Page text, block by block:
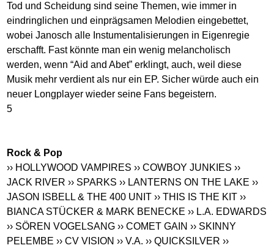
Tod und Scheidung sind seine Themen, wie immer in
eindringlichen und einprägsamen Melodien eingebettet,
wobei Janosch alle Instumentalisierungen in Eigenregie
erschafft. Fast könnte man ein wenig melancholisch
werden, wenn “Aid and Abet” erklingt, auch, weil diese
Musik mehr verdient als nur ein EP. Sicher würde auch ein
neuer Longplayer wieder seine Fans begeistern.
5
Rock & Pop
›› HOLLYWOOD VAMPIRES ›› COWBOY JUNKIES ››
JACK RIVER ›› SPARKS ›› LANTERNS ON THE LAKE ››
JASON ISBELL & THE 400 UNIT ›› THIS IS THE KIT ››
BIANCA STÜCKER & MARK BENECKE ›› L.A. EDWARDS
›› SÖREN VOGELSANG ›› COMET GAIN ›› SKINNY
PELEMBE ›› CV VISION ›› V.A. ›› QUICKSILVER ››